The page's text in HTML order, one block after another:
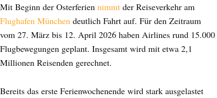
Mit Beginn der Osterferien nimmt der Reiseverkehr am
Flughafen München deutlich Fahrt auf. Für den Zeitraum
vom 27. März bis 12. April 2026 haben Airlines rund 15.000
Flugbewegungen geplant. Insgesamt wird mit etwa 2,1
Millionen Reisenden gerechnet.
Bereits das erste Ferienwochenende wird stark ausgelastet